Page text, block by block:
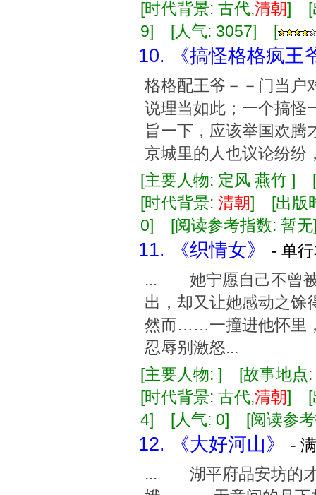
[时代背景: 古代,清朝] [
9] [人气: 3057] [
10. 《搞怪格格疯王
格格配王爷－－门当户
说理当如此；一个搞怪
旨一下，应该举国欢腾
京城里的人也议论纷纷
[主要人物: 定风 燕竹
[时代背景: 清朝] [出版
0] [阅读参考指数: 暂无
11. 《织情女》
- 单
... 她宁愿自己不曾被
出，却又让她感动之
然而……一撞进他怀里
忍辱别激怒...
[主要人物: ] [故事地
[时代背景: 古代,清朝] [
4] [人气: 0] [阅读参考
12. 《大好河山》
-
... 湖平府品安坊的才